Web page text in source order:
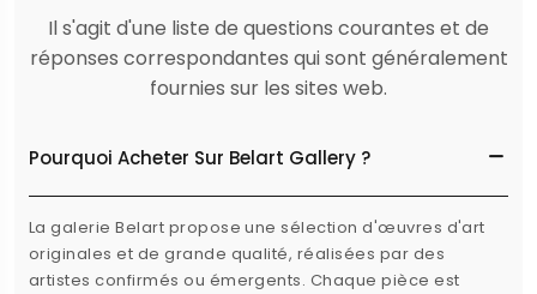
Il s'agit d'une liste de questions courantes et de
réponses correspondantes qui sont généralement
fournies sur les sites web.
Pourquoi Acheter Sur Belart Gallery ?
La galerie Belart propose une sélection d'œuvres d'art
originales et de grande qualité, réalisées par des
artistes confirmés ou émergents. Chaque pièce est